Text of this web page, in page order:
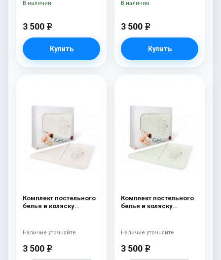
3 500 e
Купить
В наличии
3 500 e
Купить
В наличии
Комплект постельного
белья в коляску
3 500 e
Наличие уточняйте
Комплект постельного
белья в коляску
Ментол
3 500 e
Наличие уточняйте